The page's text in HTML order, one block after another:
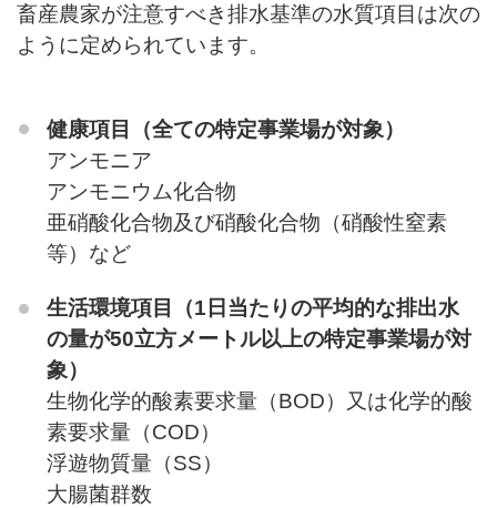
畜産農家が注意すべき排水基準の水質項目は次の
ように定められています。
健康項目（全ての特定事業場が対象）
アンモニア
アンモニウム化合物
亜硝酸化合物及び硝酸化合物（硝酸性窒素
等）など
生活環境項目（1日当たりの平均的な排出水
の量が50立方メートル以上の特定事業場が対
象）
生物化学的酸素要求量（BOD）又は化学的酸
素要求量（COD）
浮遊物質量（SS）
大腸菌群数